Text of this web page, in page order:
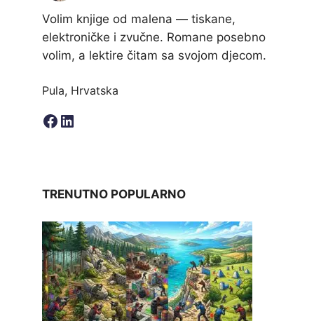
Volim knjige od malena — tiskane,
elektroničke i zvučne. Romane posebno
volim, a lektire čitam sa svojom djecom.
Pula, Hrvatska
Facebook
LinkedIn
TRENUTNO POPULARNO